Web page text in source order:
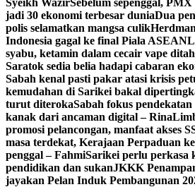
Syeikh WazirSebelum sepenggal,
jadi 30 ekonomi terbesar duniaDua
polis selamatkan mangsa culik
Indonesia gagal ke final Piala ASEAN
syabu, ketamin dalam cecair vape
Saratok sedia belia hadapi cabaran
Sabah kenal pasti pakar atasi krisis
kemudahan di Sarikei bakal
turut diterokaSabah fokus
kanak dari ancaman digital – Rina
promosi pelancongan, manfaat akses
masa terdekat, Kerajaan Perpaduan
penggal – FahmiSarikei perlu perkasa
pendidikan dan sukanJKKK
jayakan Pelan Induk Pembangunan